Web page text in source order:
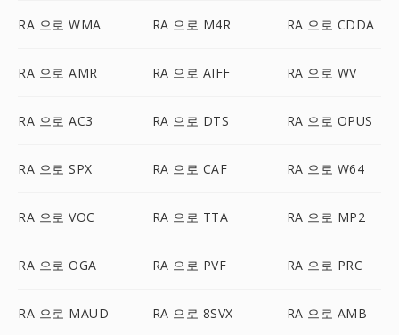
RA 으로 WMA RA 으로 M4R RA 으로 CDDA
RA 으로 AMR RA 으로 AIFF RA 으로 WV
RA 으로 AC3 RA 으로 DTS RA 으로 OPUS
RA 으로 SPX RA 으로 CAF RA 으로 W64
RA 으로 VOC RA 으로 TTA RA 으로 MP2
RA 으로 OGA RA 으로 PVF RA 으로 PRC
RA 으로 MAUD RA 으로 8SVX RA 으로 AMB